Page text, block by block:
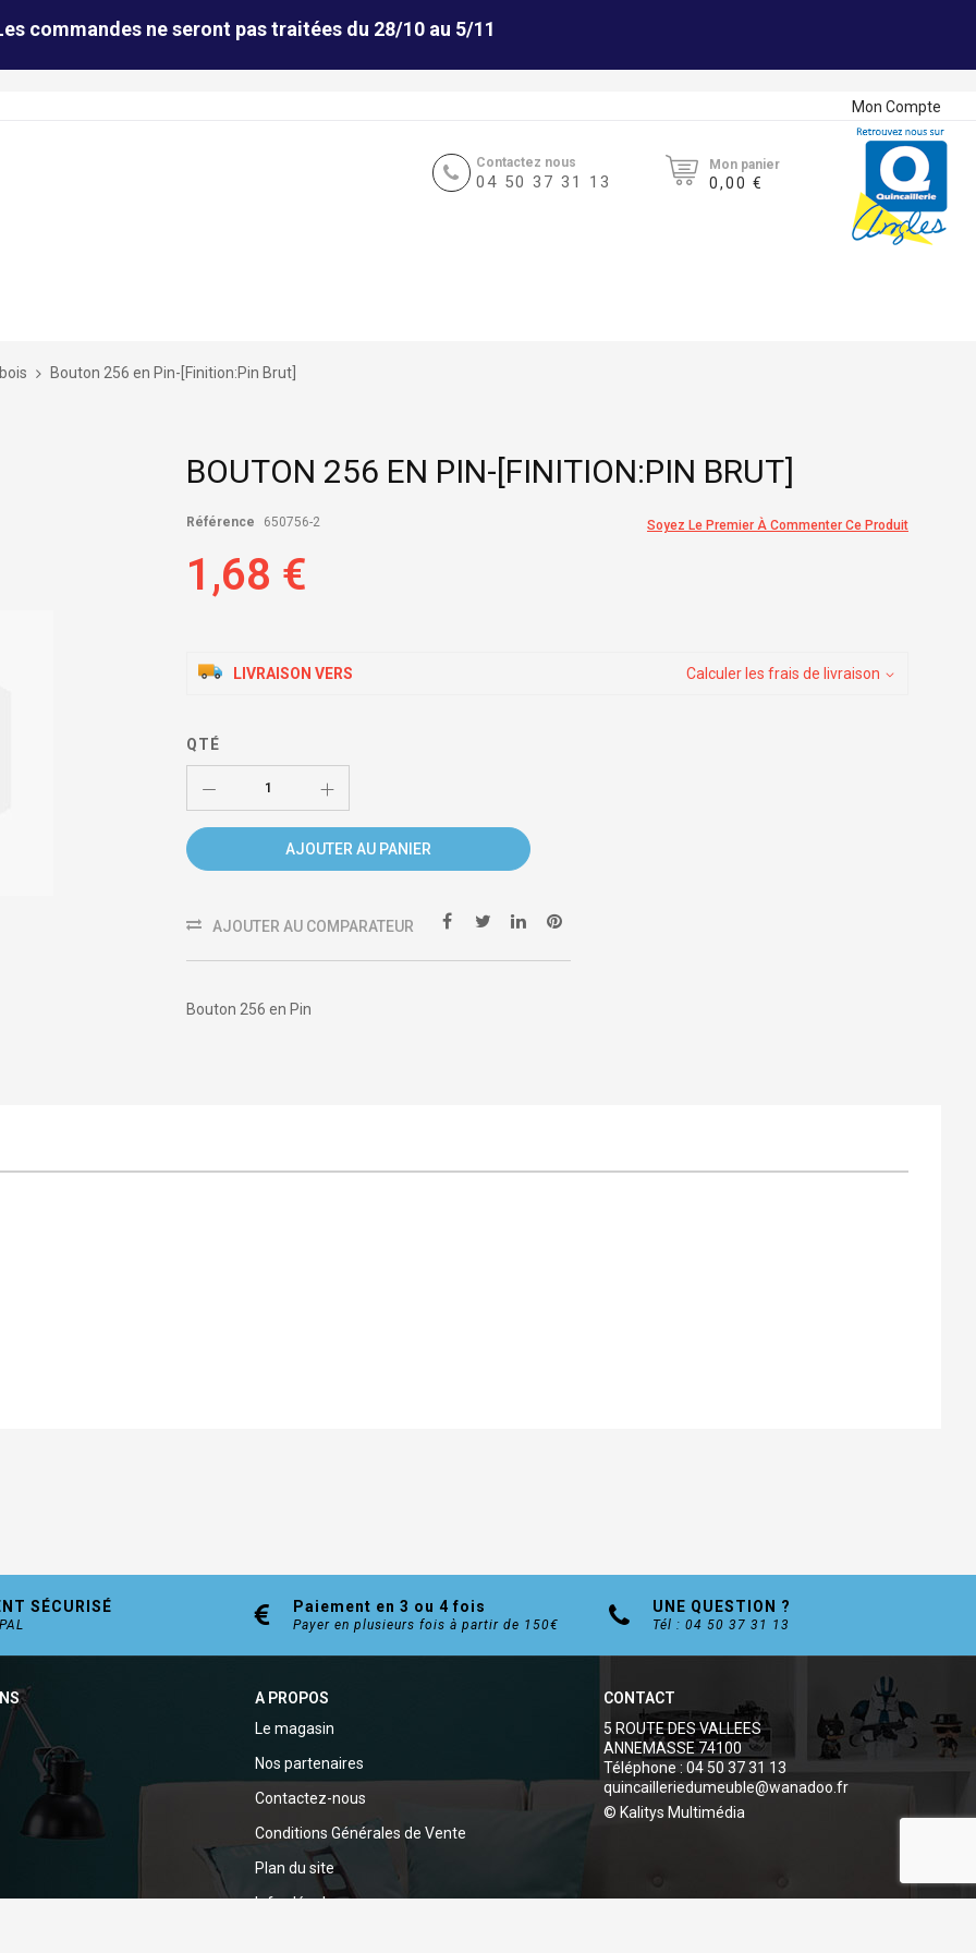
commandes ne seront pas traitées du 28/10 au 5/11
Mon Compte
Contactez nous
04 50 37 31 13
Mon panier
0,00 €
Bouton 256 en Pin-[Finition:Pin Brut]
BOUTON 256 EN PIN-[FINITION:PIN BRUT]
Soyez Le Premier À Commenter Ce Produit
Référence 650756-2
1,68 €
LIVRAISON VERS Calculer les frais de livraison
QTÉ
AJOUTER AU PANIER
AJOUTER AU COMPARATEUR
Bouton 256 en Pin
SÉCURISÉ Paiement en 3 ou 4 fois
Payer en plusieurs fois à partir de 150€
UNE QUESTION ?
Tél : 04 50 37 31 13
A PROPOS
Le magasin
Nos partenaires
Contactez-nous
Conditions Générales de Vente
Plan du site
Infos légales
CONTACT
5 ROUTE DES VALLEES
ANNEMASSE 74100
Téléphone : 04 50 37 31 13
quincailleriedumeuble@wanadoo.fr
© Kalitys Multimédia